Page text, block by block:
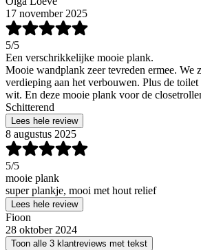
17 november 2025
5/5
Een verschrikkelijke mooie plank.
Mooie wandplank zeer tevreden ermee. We
verdieping aan het verbouwen. Plus de
wit. En deze mooie plank voor de
Schitterend
Lees hele review
8 augustus 2025
5/5
mooie plank
super plankje, mooi met hout relief
Lees hele review
Fioon
28 oktober 2024
Toon alle 3 klantreviews met tekst